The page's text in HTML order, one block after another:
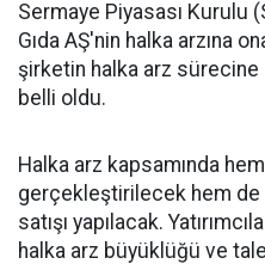
Sermaye Piyasası Kurulu
Gıda AŞ'nin halka arzına
şirketin halka arz sürecine
belli oldu.
Halka arz kapsamında
gerçekleştirilecek hem
satışı yapılacak.
halka arz büyüklüğü ve